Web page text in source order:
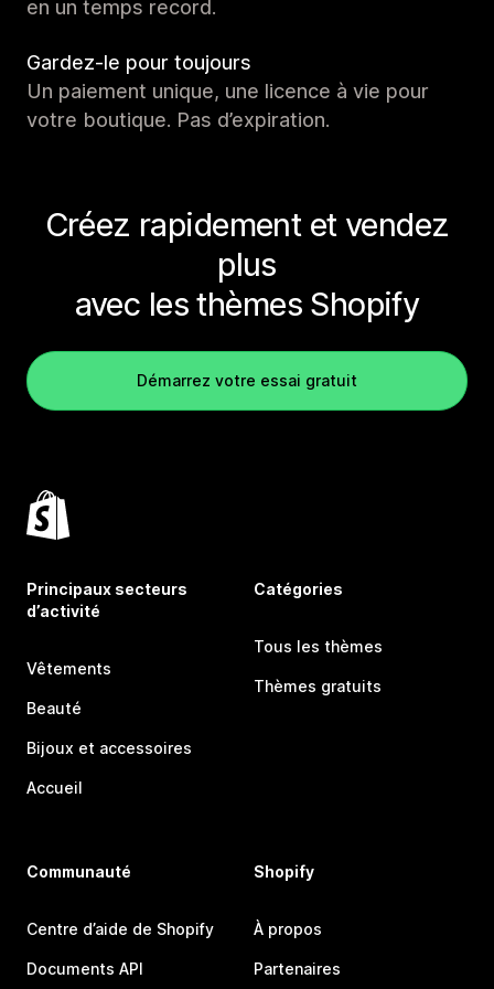
en un temps record.
Gardez-le pour toujours
Un paiement unique, une licence à vie pour
votre boutique. Pas d’expiration.
Créez rapidement et vendez
plus
avec les thèmes Shopify
Démarrez votre essai gratuit
Principaux secteurs
d’activité
Vêtements
Beauté
Bijoux et accessoires
Accueil
Catégories
Tous les thèmes
Thèmes gratuits
Communauté
Centre d’aide de Shopify
Documents API
Shopify
À propos
Partenaires